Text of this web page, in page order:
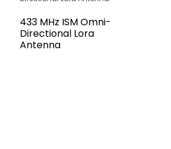
433 MHz ISM Omni-
Directional Lora
Antenna